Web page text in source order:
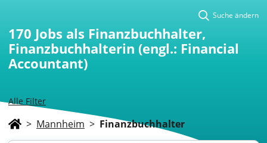
Alle Filter
Suche ändern
170 Jobs als Finanzbuchhalter,
Finanzbuchhalterin (engl.: Financial
Accountant)
> Mannheim > Finanzbuchhalter